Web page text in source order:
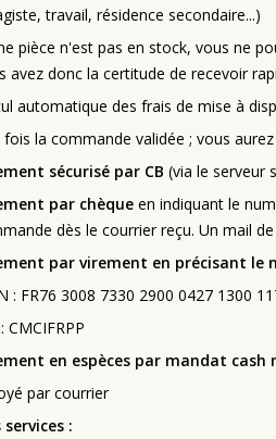
travail, résidence secondaire...)
pièce n'est pas en stock, vous ne
avez donc la certitude de recevoir
automatique des frais de mise à
fois la commande validée ; vous
sécurisé par CB (via le serveur
par chèque en indiquant le
dès le courrier reçu. Un mail
par virement en précisant le
: FR76 3008 7330 2900 0427 1300
CMCIFRPP
en espèces par mandat cash
par courrier
services :